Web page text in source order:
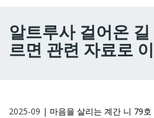
알트루사 걸어온
르면 관련 자료로
2025-09 | 마음을 살리는 계간 니 79